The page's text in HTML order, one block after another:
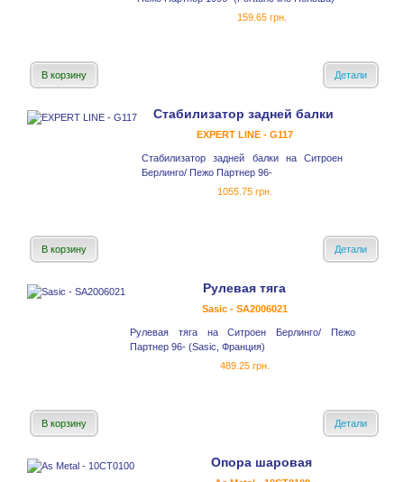
159.65 грн.
В корзину Детали
Стабилизатор задней балки
EXPERT LINE - G117
Стабилизатор задней балки на Ситроен
Берлинго/ Пежо Партнер 96-
1055.75 грн.
В корзину Детали
Рулевая тяга
Sasic - SA2006021
Рулевая тяга на Ситроен Берлинго/ Пежо
Партнер 96- (Sasic, Франция)
489.25 грн.
В корзину Детали
Опора шаровая